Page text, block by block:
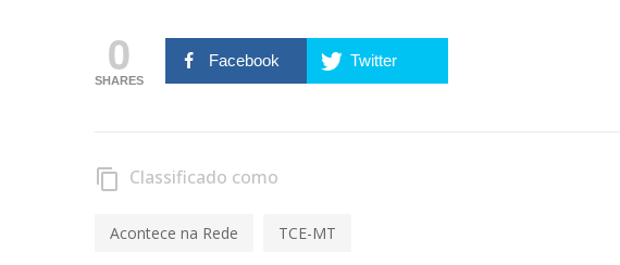
0
SHARES
Facebook Twitter
content_copy Classificado como
Acontece na Rede TCE-MT